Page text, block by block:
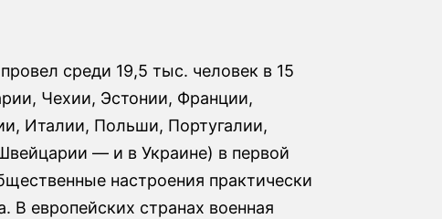
среди 19,5 тыс. человек в 15
Чехии, Эстонии, Франции,
Италии, Польши, Португалии,
— и в Украине) в первой
настроения практически
В европейских странах военная